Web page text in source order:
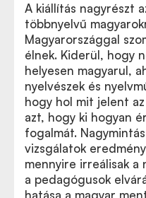
A kiállítás nagyrészt
többnyelvű
Magyarországgal
élnek. Kiderül, hogy
helyesen magyarul,
nyelvészek és
hogy hol mit jelent
azt, hogy ki hogyan
fogalmát.
vizsgálatok
mennyire irreálisak a
a pedagógusok
hatása a magyar